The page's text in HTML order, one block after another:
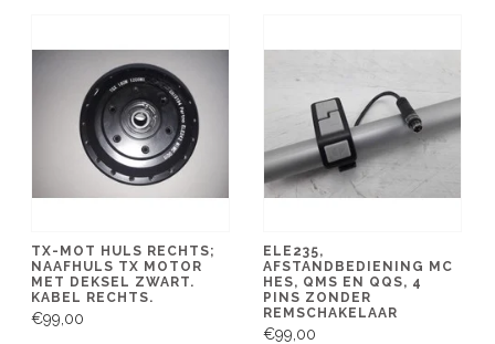
TX-MOT HULS RECHTS;
NAAFHULS TX MOTOR
MET DEKSEL ZWART.
KABEL RECHTS.
€99,00
ELE235,
AFSTANDBEDIENING MC
HES, QMS EN QQS, 4
PINS ZONDER
REMSCHAKELAAR
€99,00